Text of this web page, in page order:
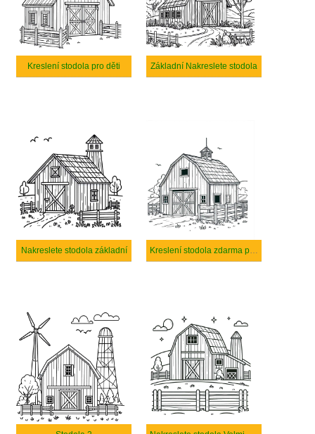
Kreslení stodola pro děti Základní Nakreslete stodola
Nakreslete stodola základní Kreslení stodola zdarma pro děti